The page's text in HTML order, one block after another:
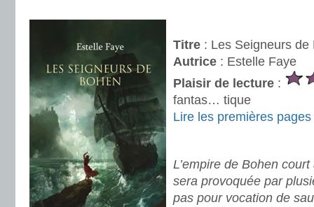
Titre : Les Seigneurs de
Autrice : Estelle Faye
Plaisir de lecture :
fantas… tique
Lire les premières pages
L’empire de Bohen
sera provoquée par
pas pour vocation de